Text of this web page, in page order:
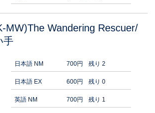
MW)The Wandering Rescuer/
手
日本語 NM 700円 残り 2
日本語 EX 600円 残り 0
英語 NM 700円 残り 1